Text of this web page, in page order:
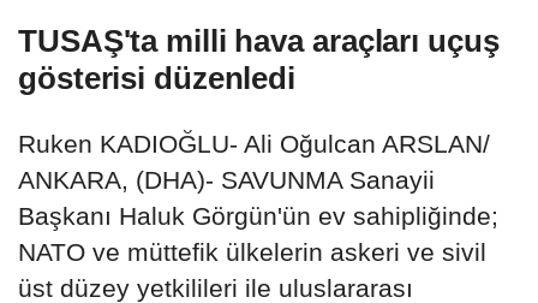
TUSAŞ'ta milli hava araçları uçuş
gösterisi düzenledi
Ruken KADIOĞLU- Ali Oğulcan ARSLAN/
ANKARA, (DHA)- SAVUNMA Sanayii
Başkanı Haluk Görgün'ün ev sahipliğinde;
NATO ve müttefik ülkelerin askeri ve sivil
üst düzey yetkilileri ile uluslararası